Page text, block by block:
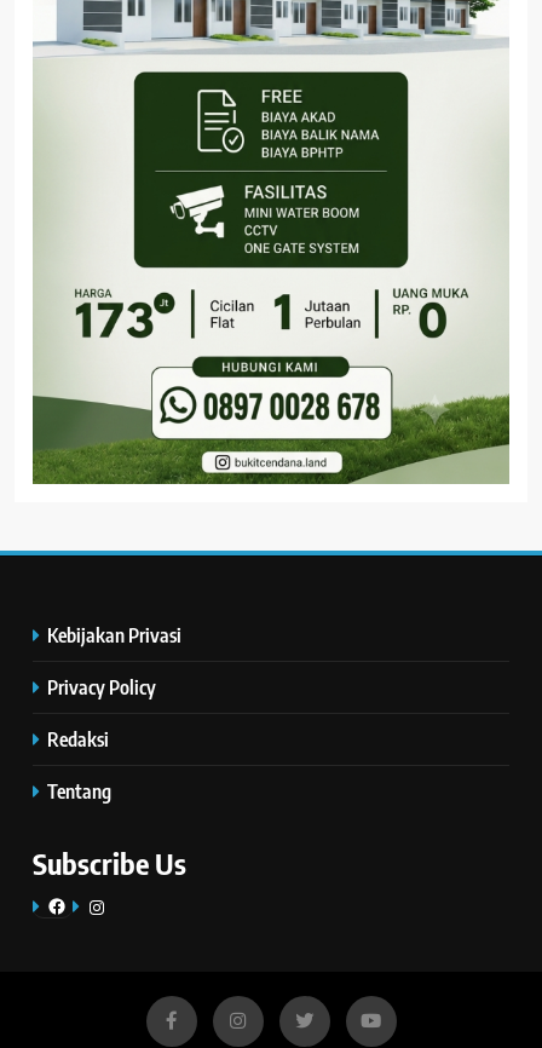
Kebijakan Privasi
Privacy Policy
Redaksi
Tentang
Subscribe Us
FacebookInstagram